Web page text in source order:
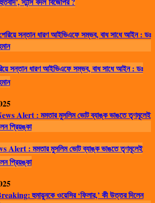
সন্তান ধারণ আইভিএফে সম্ভব, বাধ সাধে আইন : ডঃ
Alert : মমতার মুসলিম ভোট ব্যাঙ্ক ভাঙতে তৃণমূলেই
প্রিয়ঙ্কা